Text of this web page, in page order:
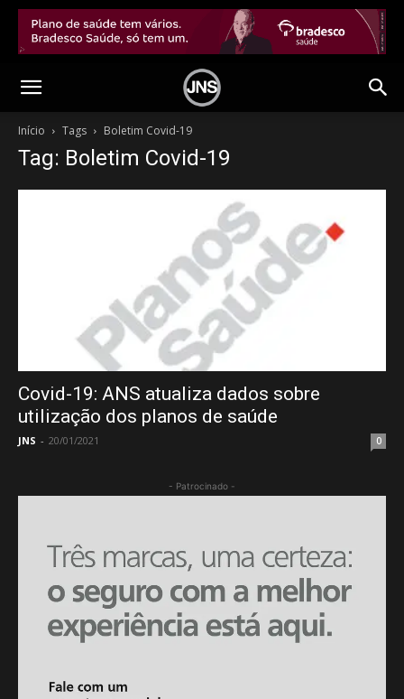
Início Tags Boletim Covid-19
Tag: Boletim Covid-19
Covid-19: ANS atualiza dados sobre
utilização dos planos de saúde
JNS - 20/01/2021 0
- Patrocinado -